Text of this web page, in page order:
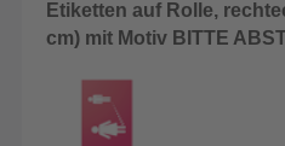
Etiketten auf Rolle,
cm) mit Motiv BITTE